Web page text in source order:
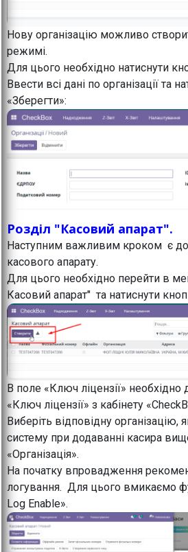
Нову організацію можливо
режимі.
Для цього необхідно натиснути
Ввести всі дані по організації та
«Зберегти»:
Розділ "Касовий апарат".
Наступним важливим кроком є
касового апарату.
Для цього необхідно перейти в
Касовий апарат" та натиснути
В поле «Ключ ліцензії» необхідно
«Ключ ліцензії» з кабінету
Виберіть відповідну
систему при додаванні касира
«Організація».
На початку впровадження
логування. Для цього вмикаємо
Log Enable».